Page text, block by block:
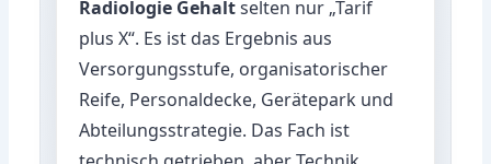
Radiologie Gehaltselten nur „Tarif
plus X“. Es ist das Ergebnis aus
Versorgungsstufe, organisatorischer
Reife, Personaldecke, Gerätepark und
Abteilungsstrategie. Das Fach ist